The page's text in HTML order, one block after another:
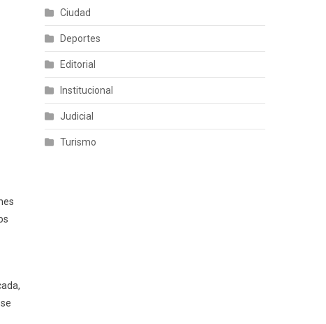
Ciudad
Deportes
Editorial
Institucional
Judicial
Turismo